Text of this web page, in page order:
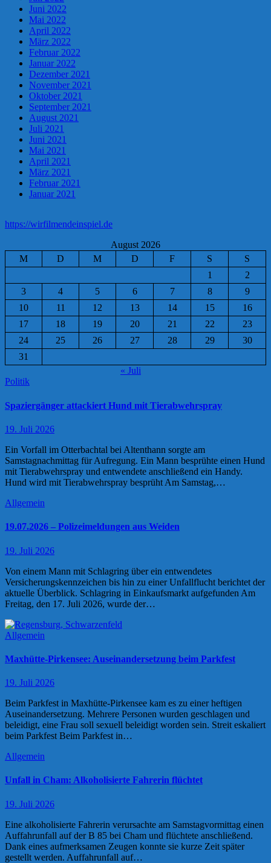
Juni 2022
Mai 2022
April 2022
März 2022
Februar 2022
Januar 2022
Dezember 2021
November 2021
Oktober 2021
September 2021
August 2021
Juli 2021
Juni 2021
Mai 2021
April 2021
März 2021
Februar 2021
Januar 2021
https://wirfilmendeinspiel.de
August 2026
M
D M D F S
S
1
2
3
4 5 6 7 8
9
10
11 12 13 14 15
16
17
18 19 20 21 22
23
24
25 26 27 28 29
30
31
« Juli
Politik
Spaziergänger attackiert Hund mit Tierabwehrspray
19. Juli 2026
Ein Vorfall im Otterbachtal bei Altenthann sorgte am
Samstagnachmittag für Aufregung. Ein Mann besprühte einen Hund
mit Tierabwehrspray und entwendete anschließend ein Handy.
Hund wird mit Tierabwehrspray besprüht Am Samstag,…
Allgemein
19.07.2026 – Polizeimeldungen aus Weiden
19. Juli 2026
Von einem Mann mit Schlagring über ein entwendetes
Versicherungskennzeichen bis hin zu einer Unfallflucht berichtet der
aktuelle Überblick. Schlagring in Einkaufsmarkt aufgefunden Am
Freitag, den 17. Juli 2026, wurde der…
Allgemein
Maxhütte-Pirkensee: Auseinandersetzung beim Parkfest
19. Juli 2026
Beim Parkfest in Maxhütte-Pirkensee kam es zu einer heftigen
Auseinandersetzung. Mehrere Personen wurden geschlagen und
beleidigt, eine Frau soll sexuell beleidigt worden sein. Streit eskaliert
beim Parkfest Beim Parkfest in…
Allgemein
Unfall in Cham: Alkoholisierte Fahrerin flüchtet
19. Juli 2026
Eine alkoholisierte Fahrerin verursachte am Samstagvormittag einen
Auffahrunfall auf der B 85 bei Cham und flüchtete anschließend.
Dank eines aufmerksamen Zeugen konnte sie kurze Zeit später
gestellt werden. Auffahrunfall auf…